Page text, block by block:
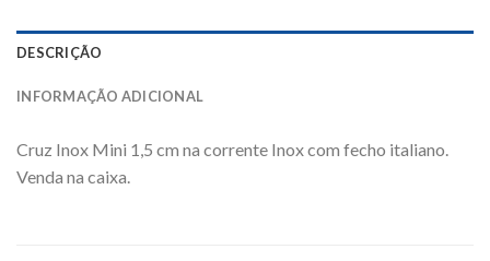
DESCRIÇÃO
INFORMAÇÃO ADICIONAL
Cruz Inox Mini 1,5 cm na corrente Inox com fecho italiano.
Venda na caixa.